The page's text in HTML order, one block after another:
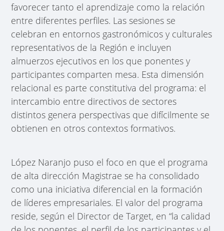
favorecer tanto el aprendizaje como la relación
entre diferentes perfiles. Las sesiones se
celebran en entornos gastronómicos y culturales
representativos de la Región e incluyen
almuerzos ejecutivos en los que ponentes y
participantes comparten mesa. Esta dimensión
relacional es parte constitutiva del programa: el
intercambio entre directivos de sectores
distintos genera perspectivas que difícilmente se
obtienen en otros contextos formativos.
López Naranjo puso el foco en que el programa
de alta dirección Magistrae se ha consolidado
como una iniciativa diferencial en la formación
de líderes empresariales. El valor del programa
reside, según el Director de Target, en “la calidad